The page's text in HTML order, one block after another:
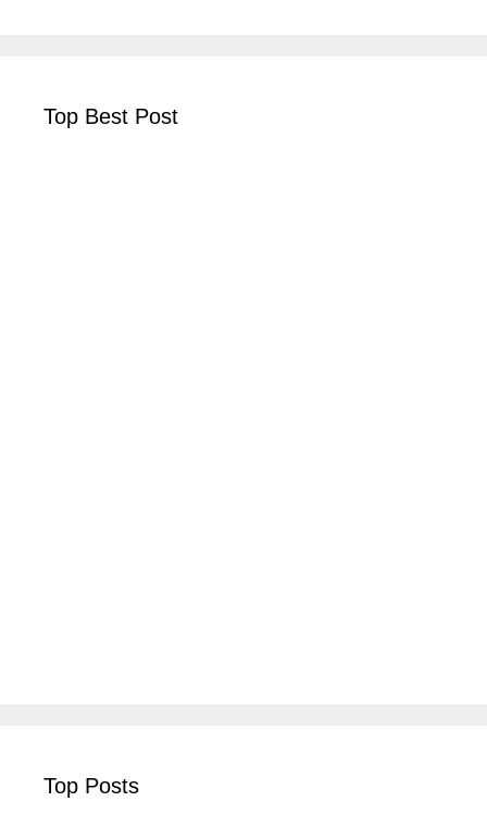
Top Best Post
Top Posts